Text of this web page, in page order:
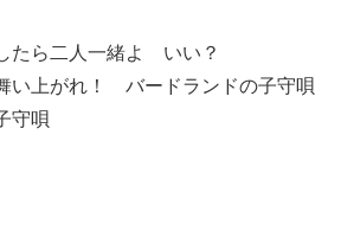
たら二人一緒よ いい？
い上がれ！ バードランドの子守唄
守唄